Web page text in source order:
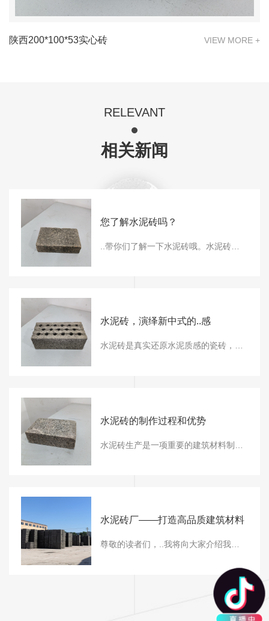
陕西200*100*53实心砖 VIEW MORE +
RELEVANT
相关新闻
您了解水泥砖吗？
水泥砖，演绎新中式的..感
水泥砖的制作过程和优势
水泥砖厂——打造高品质建筑材料